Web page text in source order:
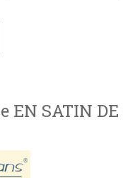
EN SATIN DE